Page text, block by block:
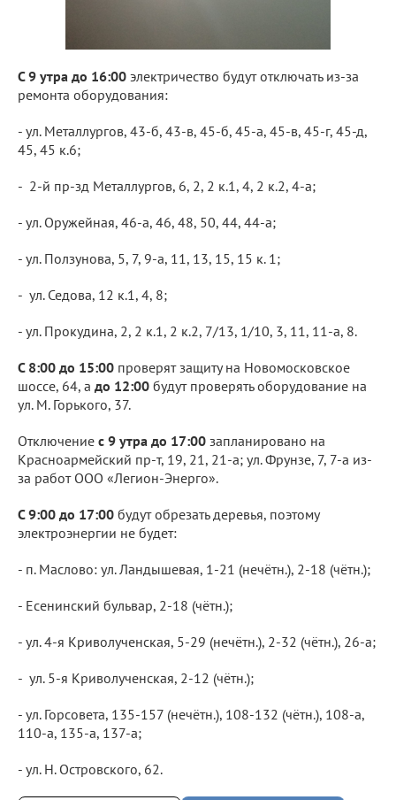
С 9 утра до 16:00 электричество будут отключать из-за
ремонта оборудования:
- ул. Металлургов, 43-б, 43-в, 45-б, 45-а, 45-в, 45-г, 45-д,
45, 45 к.6;
- 2-й пр-зд Металлургов, 6, 2, 2 к.1, 4, 2 к.2, 4-а;
- ул. Оружейная, 46-а, 46, 48, 50, 44, 44-а;
- ул. Ползунова, 5, 7, 9-а, 11, 13, 15, 15 к. 1;
- ул. Седова, 12 к.1, 4, 8;
- ул. Прокудина, 2, 2 к.1, 2 к.2, 7/13, 1/10, 3, 11, 11-а, 8.
С 8:00 до 15:00 проверят защиту на Новомосковское
шоссе, 64, а до 12:00 будут проверять оборудование на
ул. М. Горького, 37.
Отключение с 9 утра до 17:00 запланировано на
Красноармейский пр-т, 19, 21, 21-а; ул. Фрунзе, 7, 7-а из-
за работ ООО «Легион-Энерго».
С 9:00 до 17:00 будут обрезать деревья, поэтому
электроэнергии не будет:
- п. Маслово: ул. Ландышевая, 1-21 (нечётн.), 2-18 (чётн.);
- Есенинский бульвар, 2-18 (чётн.);
- ул. 4-я Криволученская, 5-29 (нечётн.), 2-32 (чётн.), 26-а;
- ул. 5-я Криволученская, 2-12 (чётн.);
- ул. Горсовета, 135-157 (нечётн.), 108-132 (чётн.), 108-а,
110-а, 135-а, 137-а;
- ул. Н. Островского, 62.